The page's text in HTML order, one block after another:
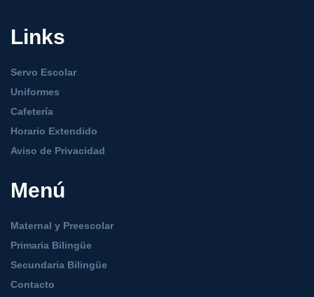
Links
Servo Escolar
Uniformes
Cafetería
Horario Extendido
Aviso de Privacidad
Menú
Maternal y Preescolar
Primaria Bilingüe
Secundaria Bilingüe
Contacto